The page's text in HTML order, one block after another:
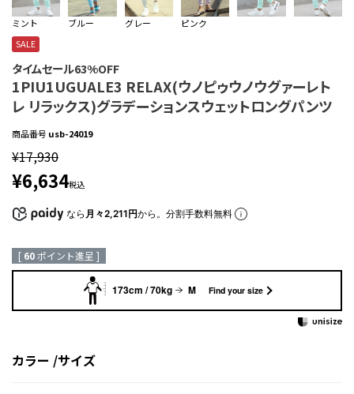
ミント ブルー グレー
ピンク
SALE
タイムセール63%OFF
1PIU1UGUALE3 RELAX(ウノピゥウノウグァーレト
レ リラックス)グラデーションスウェットロングパンツ
商品番号 usb-24019
¥17,930
¥6,634税込
なら 月々2,211円から。分割手数料無料
[ 60ポイント進呈 ]
173cm / 70kg M Find your size
カラー サイズ